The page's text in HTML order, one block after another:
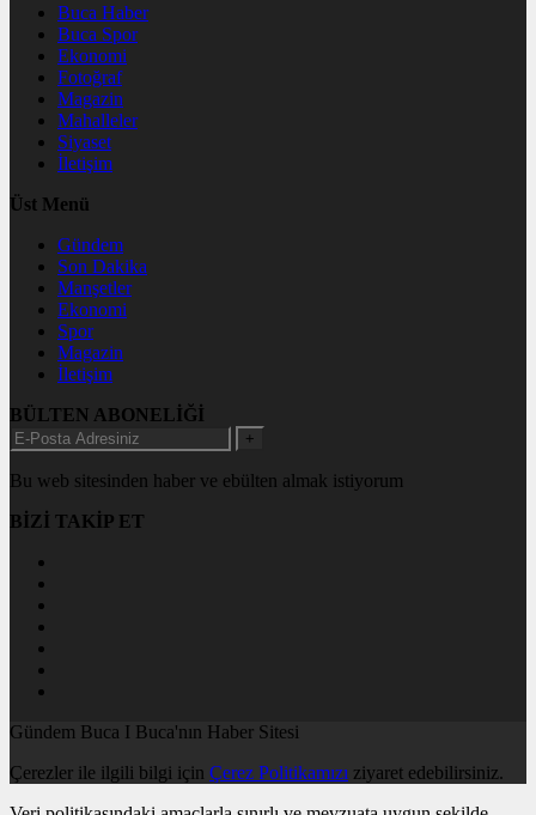
Buca Haber
Buca Spor
Ekonomi
Fotoğraf
Magazin
Mahalleler
Siyaset
İletişim
Üst Menü
Gündem
Son Dakika
Manşetler
Ekonomi
Spor
Magazin
İletişim
BÜLTEN ABONELİĞİ
+
Bu web sitesinden haber ve ebülten almak istiyorum
BİZİ TAKİP ET
Gündem Buca I Buca'nın Haber Sitesi
Çerezler ile ilgili bilgi için Çerez Politikamızı ziyaret edebilirsiniz.